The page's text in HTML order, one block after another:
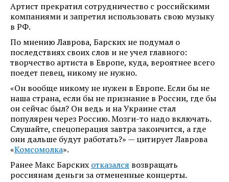
Артист прекратил сотрудничество с российскими
компаниями и запретил использовать свою музыку
в РФ.
По мнению Лаврова, Барских не подумал о
последствиях своих слов и не учел главного:
творчество артиста в Европе, куда, вероятнее всего
поедет певец, никому не нужно.
«Он вообще никому не нужен в Европе. Если бы не
наша страна, если бы не признание в России, где бы
он сейчас был? Он ведь и на Украине стал
популярен через Россию. Мозги-то надо включать.
Слушайте, спецоперация завтра закончится, а где
они дальше будут работать?» — цитирует Лаврова
«Комсомолка».
Ранее Макс Барских отказался возвращать
россиянам деньги за отмененные концерты.